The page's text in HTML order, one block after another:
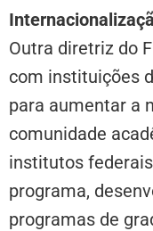
Outra diretriz do
com instituições
para aumentar a
comunidade
institutos
programa,
programas de